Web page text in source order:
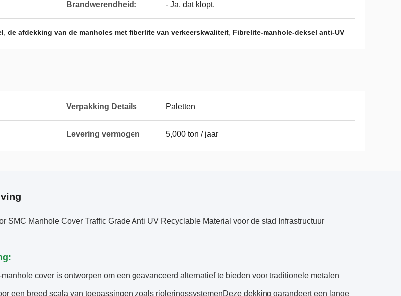
Brandwerendheid: - Ja, dat klopt.
, de afdekking van de manholes met fiberlite van verkeerskwaliteit, Fibrelite-manhole-deksel anti-UV
Verpakking Details Paletten
Levering vermogen 5,000 ton / jaar
SMC Manhole Cover Traffic Grade Anti UV Recyclable Material voor de stad Infrastructuur
cover is ontworpen om een geavanceerd alternatief te bieden voor traditionele metalen
een breed scala van toepassingen zoals rioleringssystemenDeze dekking garandeert een lange